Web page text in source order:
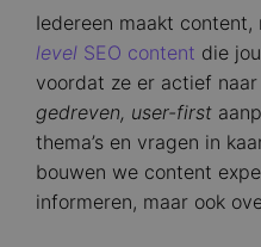
Iedereen maakt content,
level SEO content die
voordat ze er actief naar
gedreven, user-first
thema’s en vragen in
bouwen we content
informeren, maar ook